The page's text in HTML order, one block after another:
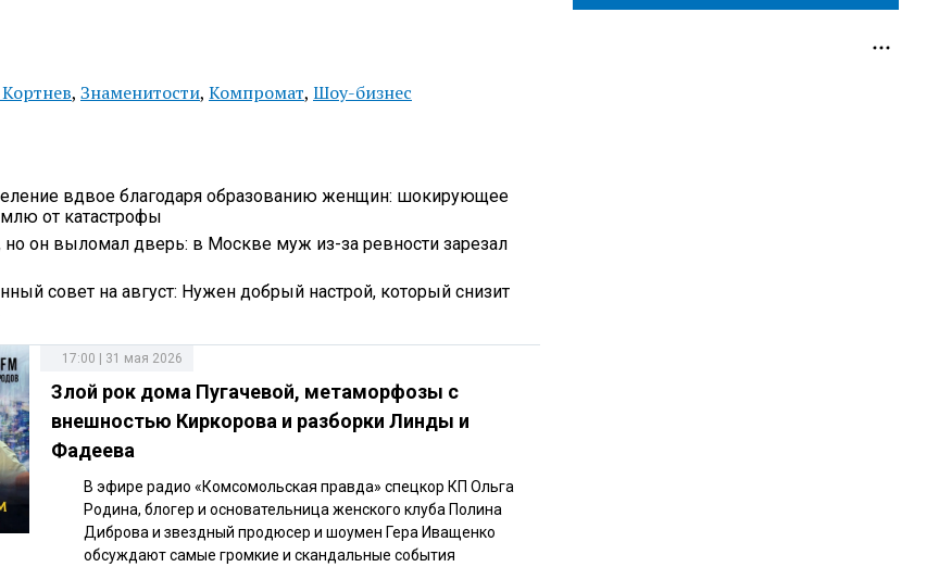
, Знаменитости, Компромат, Шоу-бизнес
вдвое благодаря образованию женщин: шокирующее
от катастрофы
но он выломал дверь: в Москве муж из-за ревности зарезал
совет на август: Нужен добрый настрой, который снизит
17:00 | 31 мая 2026
Злой рок дома Пугачевой, метаморфозы с
внешностью Киркорова и разборки Линды и
Фадеева
В эфире радио «Комсомольская правда» спецкор КП Ольга
Родина, блогер и основательница женского клуба Полина
Диброва и звездный продюсер и шоумен Гера Иващенко
обсуждают самые громкие и скандальные события